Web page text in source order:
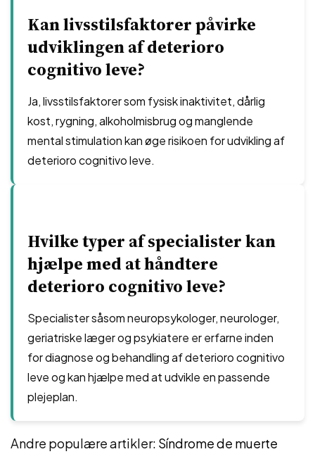
Kan livsstilsfaktorer påvirke
udviklingen af deterioro
cognitivo leve?
Ja, livsstilsfaktorer som fysisk inaktivitet, dårlig
kost, rygning, alkoholmisbrug og manglende
mental stimulation kan øge risikoen for udvikling af
deterioro cognitivo leve.
Hvilke typer af specialister kan
hjælpe med at håndtere
deterioro cognitivo leve?
Specialister såsom neuropsykologer, neurologer,
geriatriske læger og psykiatere er erfarne inden
for diagnose og behandling af deterioro cognitivo
leve og kan hjælpe med at udvikle en passende
plejeplan.
Andre populære artikler: Síndrome de muerte